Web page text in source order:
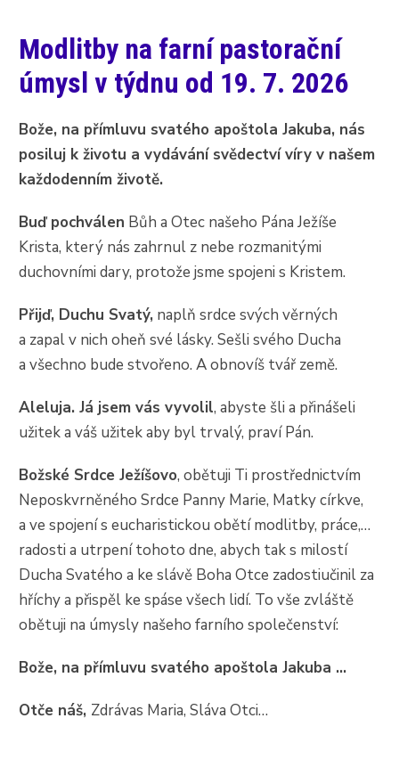
Modlitby na farní pastorační
úmysl v týdnu od 19. 7. 2026
Bože, na přímluvu svatého apoštola Jakuba, nás
posiluj k životu a vydávání svědectví víry v našem
každodenním životě.
Buď pochválen Bůh a Otec našeho Pána Ježíše
Krista, který nás zahrnul z nebe rozmanitými
duchovními dary, protože jsme spojeni s Kristem.
Přijď, Duchu Svatý, naplň srdce svých věrných
a zapal v nich oheň své lásky. Sešli svého Ducha
a všechno bude stvořeno. A obnovíš tvář země.
Aleluja. Já jsem vás vyvolil, abyste šli a přinášeli
užitek a váš užitek aby byl trvalý, praví Pán.
Božské Srdce Ježíšovo, obětuji Ti prostřednictvím
Neposkvrněného Srdce Panny Marie, Matky církve,
a ve spojení s eucharistickou obětí modlitby, práce,…
radosti a utrpení tohoto dne, abych tak s milostí
Ducha Svatého a ke slávě Boha Otce zadostiučinil za
hříchy a přispěl ke spáse všech lidí. To vše zvláště
obětuji na úmysly našeho farního společenství:
Bože, na přímluvu svatého apoštola Jakuba …
Otče náš, Zdrávas Maria, Sláva Otci…